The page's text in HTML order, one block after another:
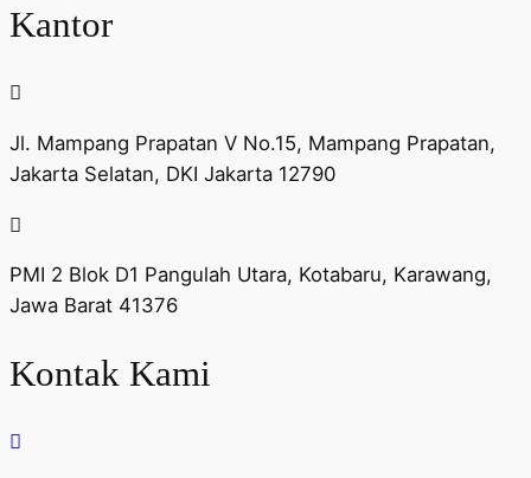
Kantor
Jl. Mampang Prapatan V No.15, Mampang Prapatan,
Jakarta Selatan, DKI Jakarta 12790
PMI 2 Blok D1 Pangulah Utara, Kotabaru, Karawang,
Jawa Barat 41376
Kontak Kami